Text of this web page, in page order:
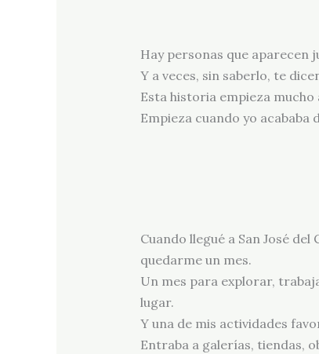
Hay personas que aparecen
Y a veces, sin saberlo, te
Esta historia empieza
Empieza cuando yo acababa
Cuando llegué a San José del
quedarme un mes.
Un mes para explorar,
lugar.
Y una de mis actividades
Entraba a galerías, tiendas,